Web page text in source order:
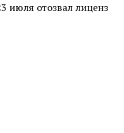
июля отозвал лиценз